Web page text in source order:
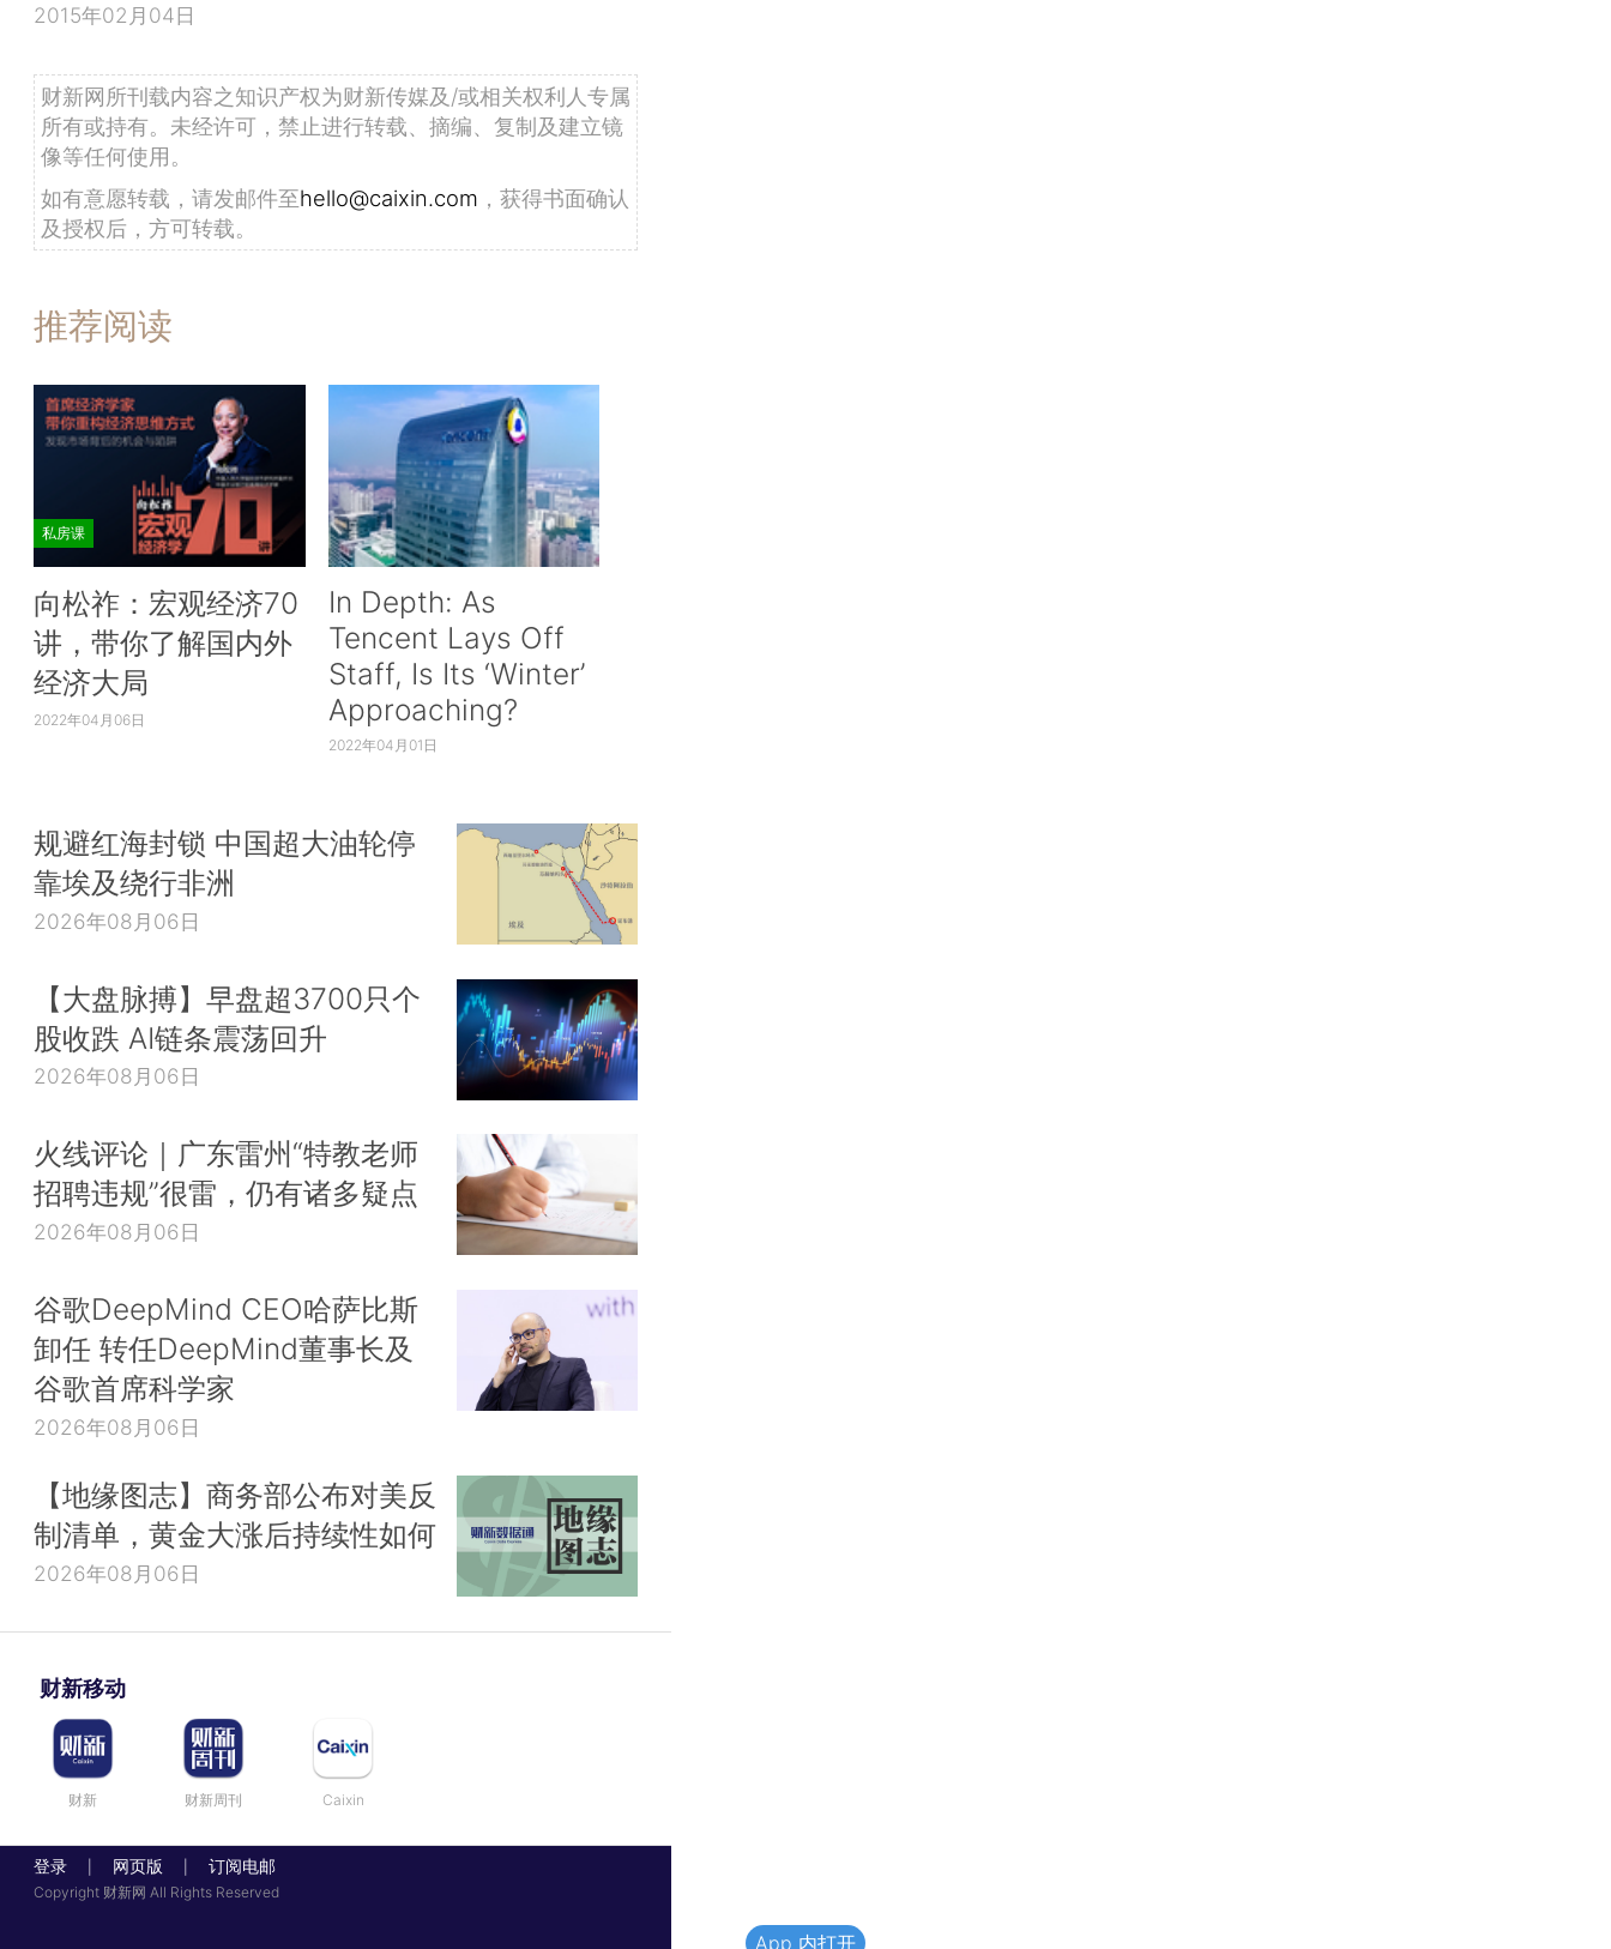
2015年02月04日
财新网所刊载内容之知识产权为财新传媒及/或相关权利人专属
所有或持有。未经许可，禁止进行转载、摘编、复制及建立镜
像等任何使用。
如有意愿转载，请发邮件至hello@caixin.com ，获得书面确认
及授权后，方可转载。
推荐阅读
私房课
向松祚：宏观经济70
讲，带你了解国内外
经济大局
2022年04月06日
In Depth: As
Tencent Lays Off
Staff, Is Its ‘Winter’
Approaching?
2022年04月01日
规避红海封锁 中国超大油轮停
靠埃及绕行非洲
2026年08月06日
【大盘脉搏】早盘超3700只个
股收跌 AI链条震荡回升
2026年08月06日
火线评论｜广东雷州“特教老师
招聘违规”很雷，仍有诸多疑点
2026年08月06日
谷歌DeepMind CEO哈萨比斯
卸任 转任DeepMind董事长及
谷歌首席科学家
2026年08月06日
【地缘图志】商务部公布对美反
制清单，黄金大涨后持续性如何
2026年08月06日
财新移动
财新 财新周刊 Caixin
登录 网页版 订阅电邮
Copyright 财新网 All Rights Reserved
App 内打开